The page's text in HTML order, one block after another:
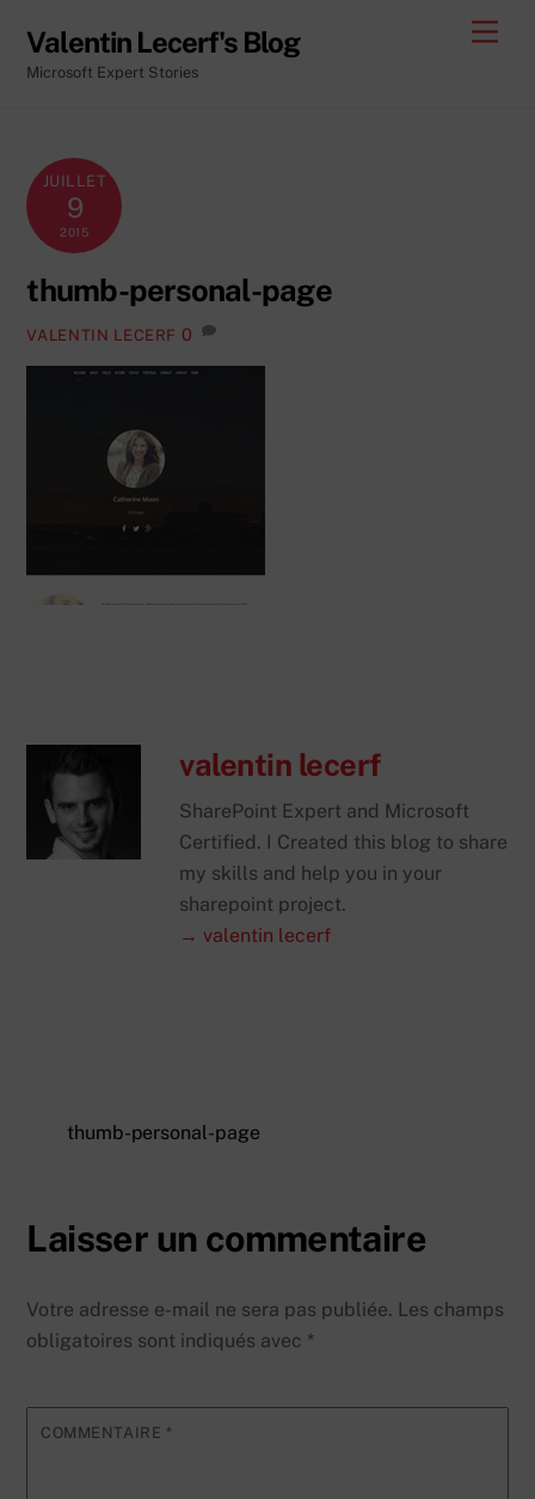
content
Valentin Lecerf's Blog
Microsoft Expert Stories
JUILLET
9
2015
thumb-personal-page
VALENTIN LECERF 0
valentin lecerf
SharePoint Expert and Microsoft
Certified. I Created this blog to share
my skills and help you in your
sharepoint project.
→ valentin lecerf
thumb-personal-page
Laisser un commentaire
Votre adresse e-mail ne sera pas publiée. Les champs
obligatoires sont indiqués avec *
COMMENTAIRE *